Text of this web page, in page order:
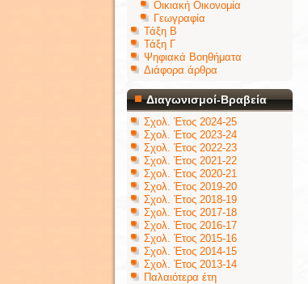
Οικιακή Οικονομία
Γεωγραφία
Τάξη Β
Τάξη Γ
Ψηφιακά Βοηθήματα
Διάφορα άρθρα
Διαγωνισμοί-Βραβεία
Σχολ. Έτος 2024-25
Σχολ. Έτος 2023-24
Σχολ. Έτος 2022-23
Σχολ. Έτος 2021-22
Σχολ. Έτος 2020-21
Σχολ. Έτος 2019-20
Σχολ. Έτος 2018-19
Σχολ. Έτος 2017-18
Σχολ. Έτος 2016-17
Σχολ. Έτος 2015-16
Σχολ. Έτος 2014-15
Σχολ. Έτος 2013-14
Παλαιότερα έτη